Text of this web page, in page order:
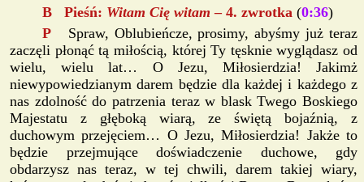
B Pieśń: Witam Cię witam– 4. zwrotka (0:36)
P Spraw, Oblubieńcze, prosimy, abyśmy już teraz
zaczęli płonąć tą miłością, której Ty tęsknie wyglądasz od
wielu, wielu lat… O Jezu, Miłosierdzia! Jakimż
niewypowiedzianym darem będzie dla każdej i każdego z
nas zdolność do patrzenia teraz w blask Twego Boskiego
Majestatu z głęboką wiarą, ze świętą bojaźnią, z
duchowym przejęciem… O Jezu, Miłosierdzia! Jakże to
będzie przejmujące doświadczenie duchowe, gdy
obdarzysz nas teraz, w tej chwili, darem takiej wiary,